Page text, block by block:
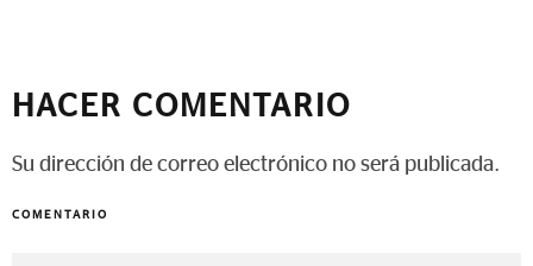
HACER COMENTARIO
Su dirección de correo electrónico no será publicada.
COMENTARIO